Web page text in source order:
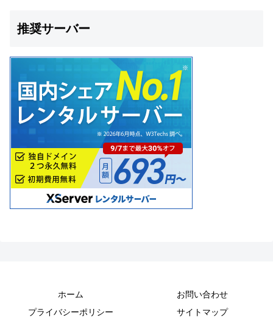
推奨サーバー
ホーム
お問い合わせ
プライバシーポリシー
サイトマップ